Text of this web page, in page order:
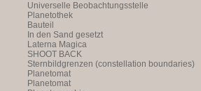
Universelle Beobachtungsstelle
Planetothek
Bauteil
In den Sand gesetzt
Laterna Magica
SHOOT BACK
Sternbildgrenzen (constellation boundaries)
Planetomat
Planetomat